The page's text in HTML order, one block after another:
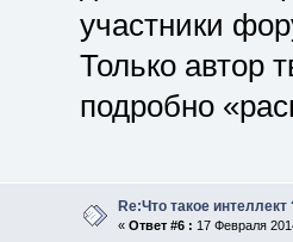
участники
Только автор
подробно
Re:Что такое интеллект
« Ответ #6 : 17 Февраля